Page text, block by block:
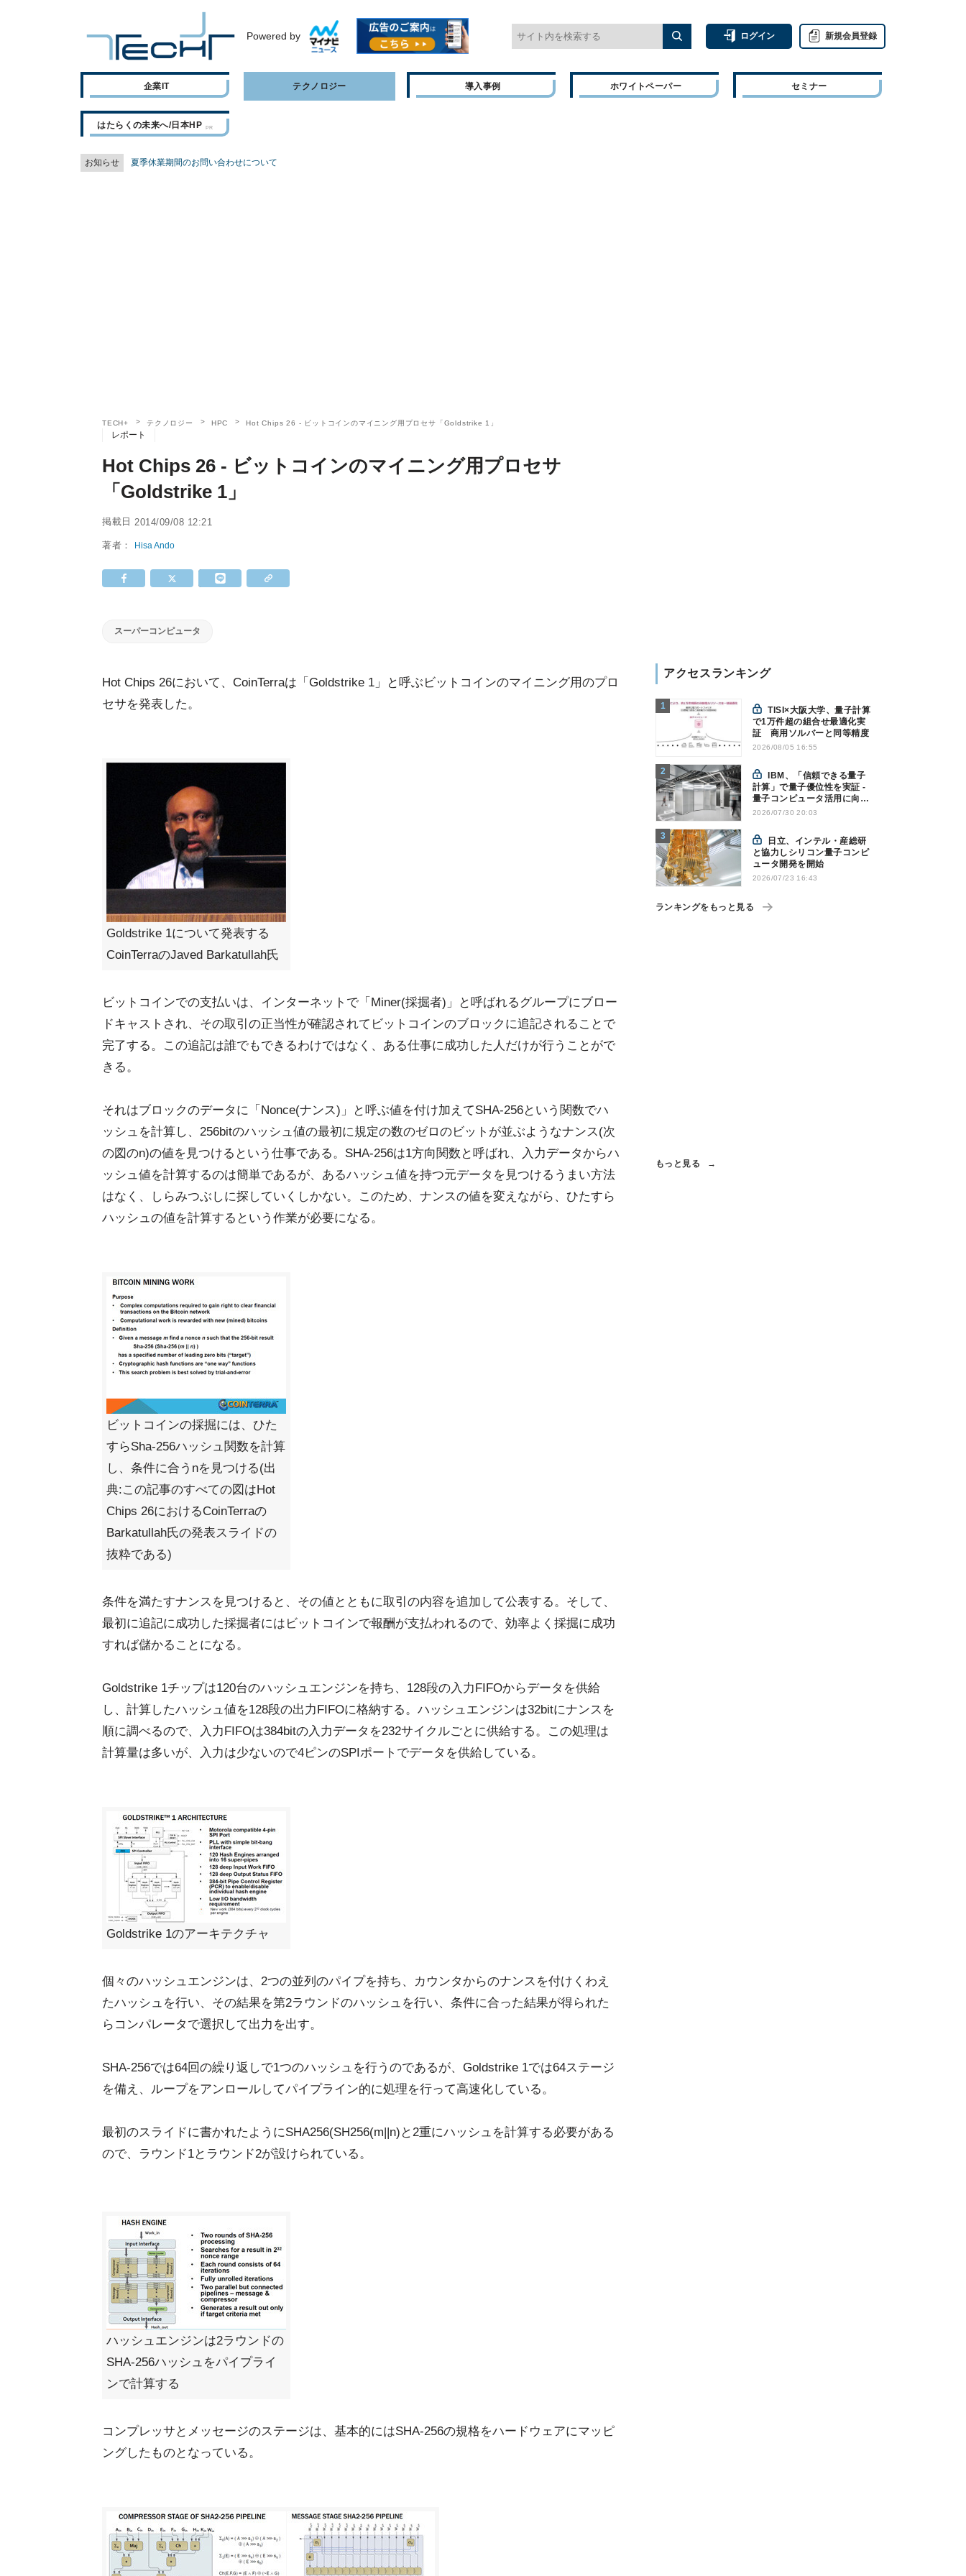
Powered by ログイン 新規会員登録
企業IT テクノロジー 導入事例 ホワイトペーパー セミナー
はたらくの未来へ/日本HP
お知らせ 夏季休業期間のお問い合わせについて
TECH+ テクノロジー HPC Hot Chips 26 - ビットコインのマイニング用プロセサ「Goldstrike 1」
レポート
Hot Chips 26 - ビットコインのマイニング用プロセサ
「Goldstrike 1」
掲載日 2014/09/08 12:21
著者： Hisa Ando
スーパーコンピュータ
Hot Chips 26において、CoinTerraは「Goldstrike 1」と呼ぶビットコインのマイニング用のプロ
セサを発表した。
Goldstrike 1について発表する
CoinTerraのJaved Barkatullah氏
ビットコインでの支払いは、インターネットで「Miner(採掘者)」と呼ばれるグループにブロー
ドキャストされ、その取引の正当性が確認されてビットコインのブロックに追記されることで
完了する。この追記は誰でもできるわけではなく、ある仕事に成功した人だけが行うことがで
きる。
それはブロックのデータに「Nonce(ナンス)」と呼ぶ値を付け加えてSHA-256という関数でハ
ッシュを計算し、256bitのハッシュ値の最初に規定の数のゼロのビットが並ぶようなナンス(次
の図のn)の値を見つけるという仕事である。SHA-256は1方向関数と呼ばれ、入力データからハ
ッシュ値を計算するのは簡単であるが、あるハッシュ値を持つ元データを見つけるうまい方法
はなく、しらみつぶしに探していくしかない。このため、ナンスの値を変えながら、ひたすら
ハッシュの値を計算するという作業が必要になる。
ビットコインの採掘には、ひた
すらSha-256ハッシュ関数を計算
し、条件に合うnを見つける(出
典:この記事のすべての図はHot
Chips 26におけるCoinTerraの
Barkatullah氏の発表スライドの
抜粋である)
条件を満たすナンスを見つけると、その値とともに取引の内容を追加して公表する。そして、
最初に追記に成功した採掘者にはビットコインで報酬が支払われるので、効率よく採掘に成功
すれば儲かることになる。
Goldstrike 1チップは120台のハッシュエンジンを持ち、128段の入力FIFOからデータを供給
し、計算したハッシュ値を128段の出力FIFOに格納する。ハッシュエンジンは32bitにナンスを
順に調べるので、入力FIFOは384bitの入力データを232サイクルごとに供給する。この処理は
計算量は多いが、入力は少ないので4ピンのSPIポートでデータを供給している。
Goldstrike 1のアーキテクチャ
個々のハッシュエンジンは、2つの並列のパイプを持ち、カウンタからのナンスを付けくわえ
たハッシュを行い、その結果を第2ラウンドのハッシュを行い、条件に合った結果が得られた
らコンパレータで選択して出力を出す。
SHA-256では64回の繰り返しで1つのハッシュを行うのであるが、Goldstrike 1では64ステージ
を備え、ループをアンロールしてパイプライン的に処理を行って高速化している。
最初のスライドに書かれたようにSHA256(SH256(m||n)と2重にハッシュを計算する必要がある
ので、ラウンド1とラウンド2が設けられている。
ハッシュエンジンは2ラウンドの
SHA-256ハッシュをパイプライ
ンで計算する
コンプレッサとメッセージのステージは、基本的にはSHA-256の規格をハードウェアにマッピ
ングしたものとなっている。
アクセスランキング
TISI×大阪大学、量子計算
で1万件超の組合せ最適化実
証 商用ソルバーと同等精度
2026/08/05 16:55
計算」で量子優位性を実証 -
量子コンピュータ活用に向け
た新たな節目に
2026/07/30 20:03
と協力しシリコン量子コンピ
ュータ開発を開始
2026/07/23 16:43
ランキングをもっと見る
もっと見る